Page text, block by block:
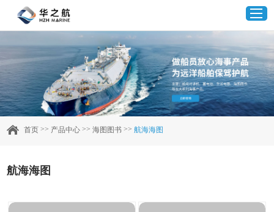
首页
产品中心
首页 >> 产品中心 >>海图图书 >>航海海图
航海海图